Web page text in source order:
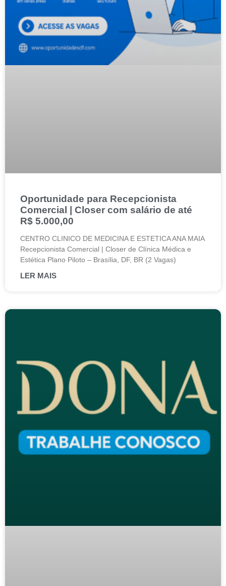
Oportunidade para Recepcionista
Comercial | Closer com salário de até
R$ 5.000,00
CENTRO CLINICO DE MEDICINA E ESTETICA ANA MAIA
Recepcionista Comercial | Closer de Clínica Médica e
Estética Plano Piloto – Brasília, DF, BR (2 Vagas)
LER MAIS